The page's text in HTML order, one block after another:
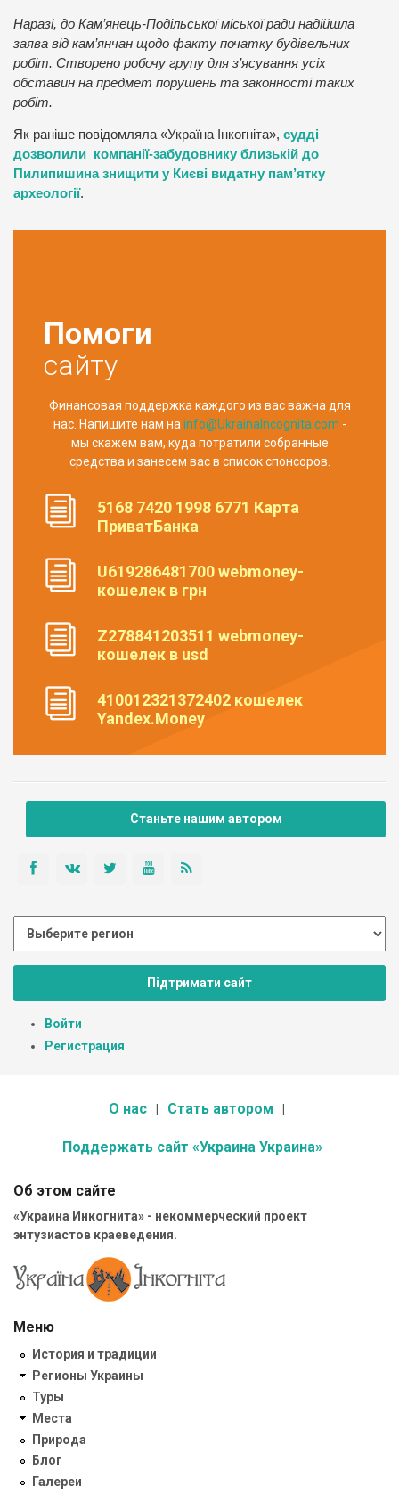
Наразі, до Кам’янець-Подільської міської ради надійшла
заява від кам’янчан щодо факту початку будівельних
робіт. Створено робочу групу для з’ясування усіх
обставин на предмет порушень та законності таких
робіт.
Як раніше повідомляла «Україна Інкогніта», судді
дозволили компанії-забудовнику близькій до
Пилипишина знищити у Києві видатну пам’ятку
археології.
Помоги
сайту
Финансовая поддержка каждого из вас важна для
нас. Напишите нам на info@UkrainaIncognita.com -
мы скажем вам, куда потратили собранные
средства и занесем вас в список спонсоров.
5168 7420 1998 6771 Карта
ПриватБанка
U619286481700 webmoney-
кошелек в грн
Z278841203511 webmoney-
кошелек в usd
410012321372402 кошелек
Yandex.Money
Станьте нашим автором
Підтримати сайт
Войти
Регистрация
О нас Стать автором
Поддержать сайт «Украина Украина»
Об этом сайте
«Украина Инкогнита» - некоммерческий проект
энтузиастов краеведения.
Меню
История и традиции
Регионы Украины
Туры
Места
Природа
Блог
Галереи